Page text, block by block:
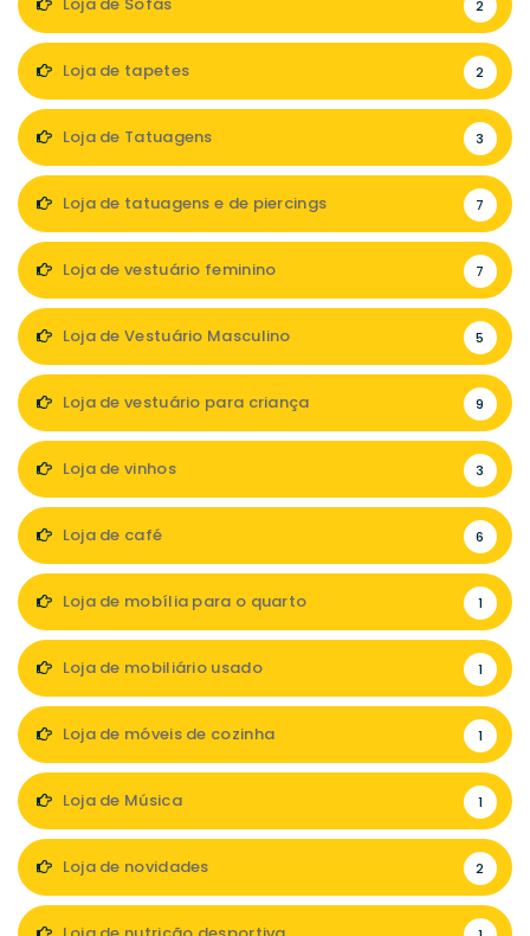
2
Loja de tapetes 2
Loja de Tatuagens 3
Loja de tatuagens e de piercings 7
Loja de vestuário feminino 7
Loja de Vestuário Masculino 5
Loja de vestuário para criança 9
Loja de vinhos 3
Loja de café 6
Loja de mobília para o quarto 1
Loja de mobiliário usado 1
Loja de móveis de cozinha 1
Loja de Música 1
Loja de novidades 2